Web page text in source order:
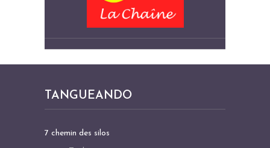
TANGUEANDO
7 chemin des silos